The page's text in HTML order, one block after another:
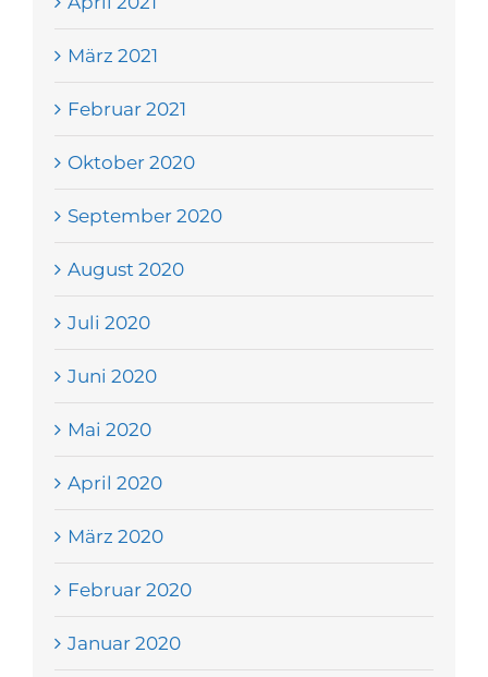
März 2021
Februar 2021
Oktober 2020
September 2020
August 2020
Juli 2020
Juni 2020
Mai 2020
April 2020
März 2020
Februar 2020
Januar 2020